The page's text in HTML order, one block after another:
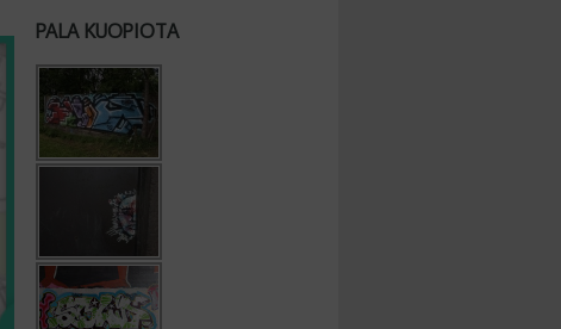
PALA KUOPIOTA